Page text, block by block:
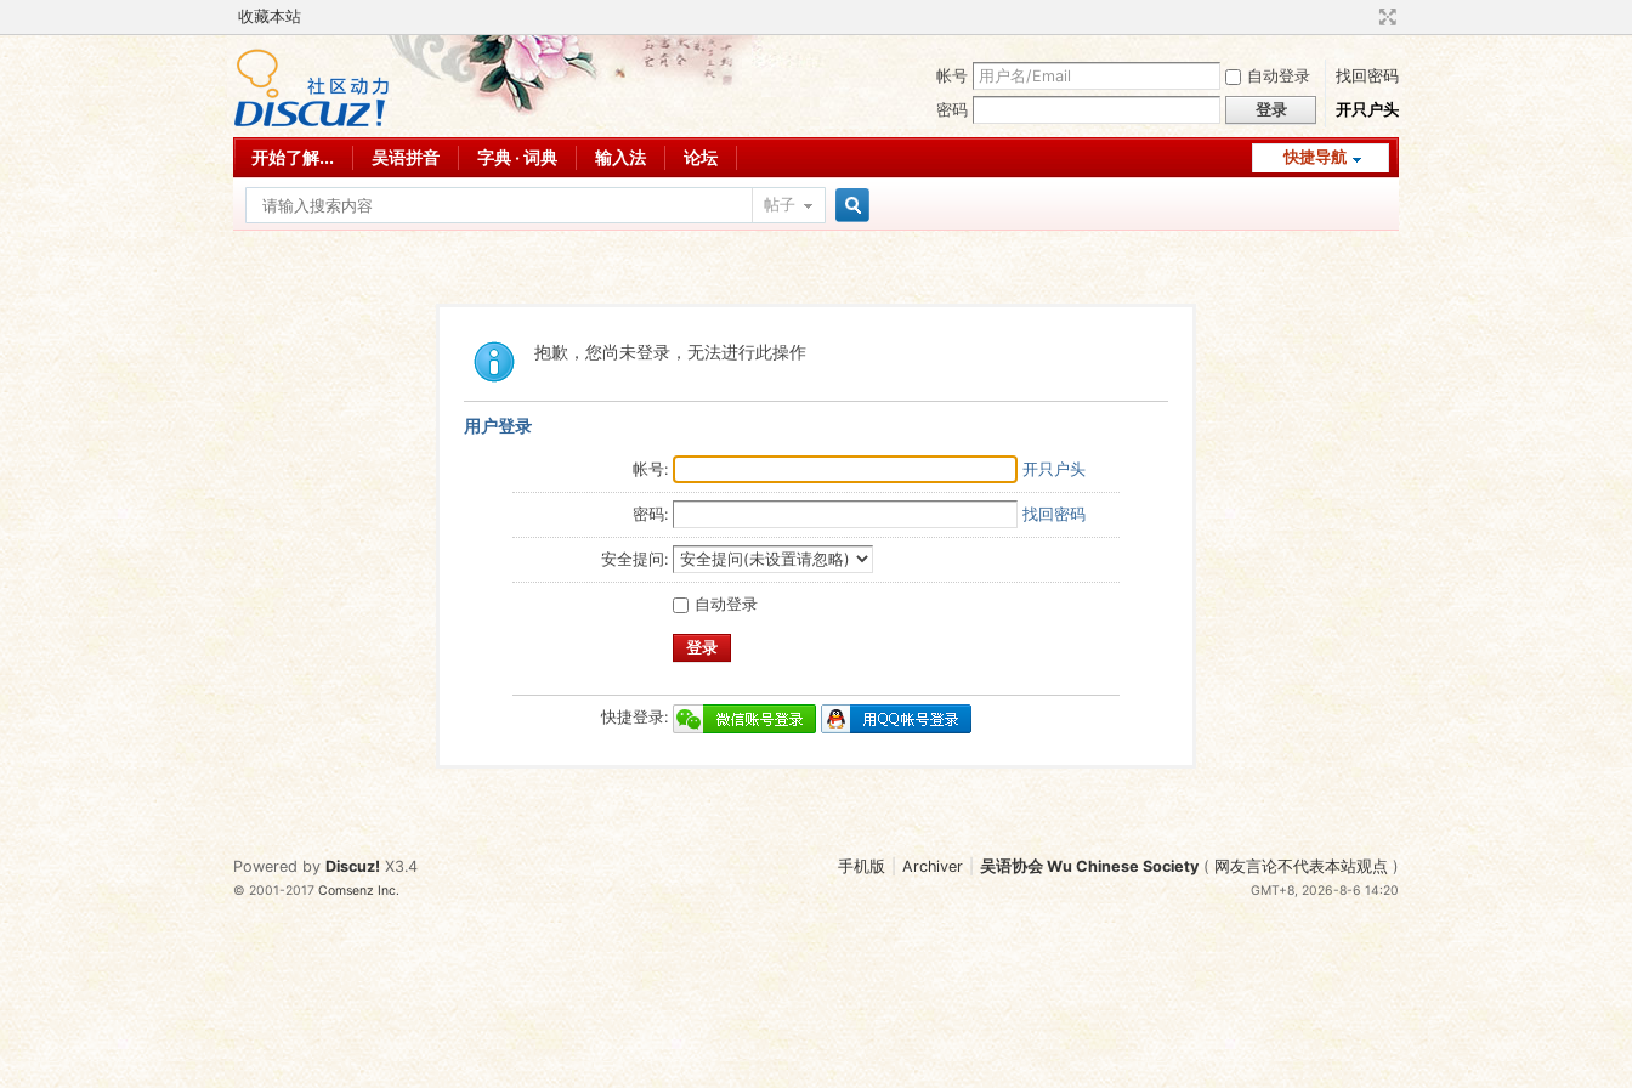
收藏本站
帐号 自动登录
找回密码
密码
登录 开只户头
快捷导航
开始了解... 吴语拼音 字典 · 词典 输入法 论坛
帖子
抱歉，您尚未登录，无法进行此操作
用户登录
帐号: 开只户头
密码: 找回密码
安全提问:
自动登录
登录
快捷登录:
手机版 Archiver 吴语协会 Wu Chinese Society ( 网友言论不代表本站观点 )
GMT+8, 2026-8-6 14:20
Powered by Discuz! X3.4
© 2001-2017Comsenz Inc.